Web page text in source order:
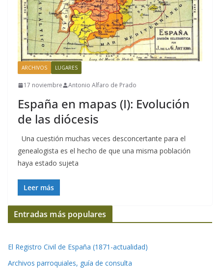
ARCHIVOS LUGARES
17 noviembre Antonio Alfaro de Prado
España en mapas (I): Evolución
de las diócesis
Una cuestión muchas veces desconcertante para el
genealogista es el hecho de que una misma población
haya estado sujeta
Leer más
Entradas más populares
El Registro Civil de España (1871-actualidad)
Archivos parroquiales, guía de consulta